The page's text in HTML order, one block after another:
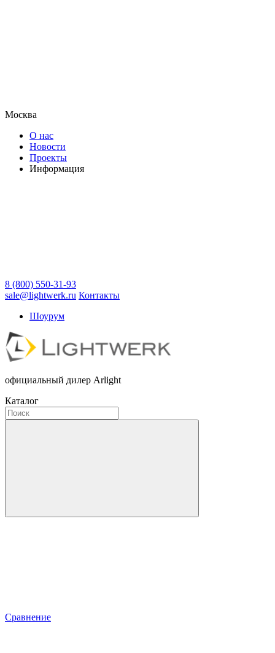
Москва
О нас
Новости
Проекты
Информация
8 (800) 550-31-93
sale@lightwerk.ru Контакты
Шоурум
официальный дилер Arlight
Каталог
Сравнение